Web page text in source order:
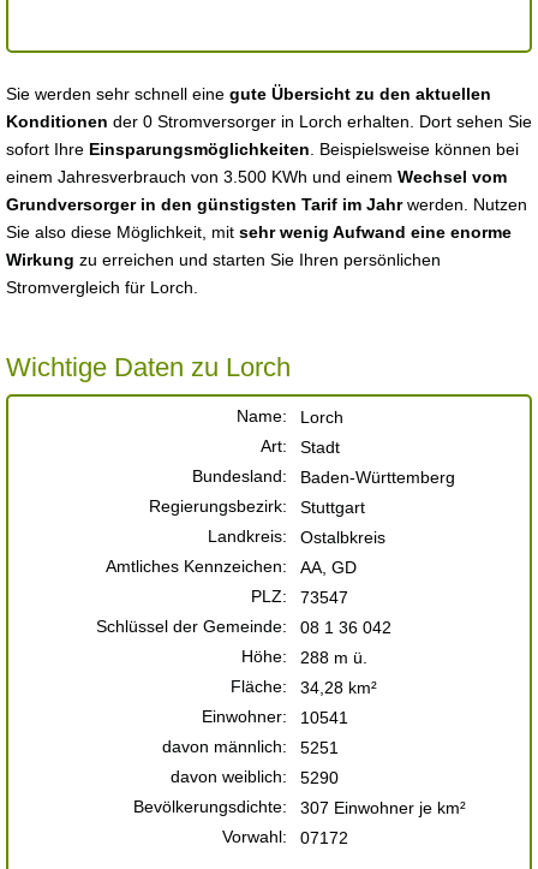
Sie werden sehr schnell eine gute Übersicht zu den aktuellen
Konditionen der 0 Stromversorger in Lorch erhalten. Dort sehen Sie
sofort Ihre Einsparungsmöglichkeiten . Beispielsweise können bei
einem Jahresverbrauch von 3.500 KWh und einem Wechsel vom
Grundversorger in den günstigsten Tarif im Jahrwerden. Nutzen
Sie also diese Möglichkeit, mit sehr wenig Aufwand eine enorme
Wirkung zu erreichen und starten Sie Ihren persönlichen
Stromvergleich für Lorch.
Wichtige Daten zu Lorch
Name:
Lorch
Art:
Stadt
Bundesland:
Baden-Württemberg
Regierungsbezirk:
Stuttgart
Landkreis:
Ostalbkreis
Amtliches Kennzeichen:
AA, GD
PLZ:
73547
Schlüssel der Gemeinde:
08 1 36 042
Höhe:
288 m ü.
Fläche:
34,28 km²
Einwohner:
10541
davon männlich:
5251
davon weiblich:
5290
Bevölkerungsdichte:
307 Einwohner je km²
Vorwahl:
07172